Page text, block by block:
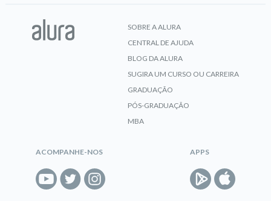
SOBRE A ALURA
CENTRAL DE AJUDA
BLOG DA ALURA
SUGIRA UM CURSO OU CARREIRA
GRADUAÇÃO
PÓS-GRADUAÇÃO
MBA
ACOMPANHE-NOS APPS